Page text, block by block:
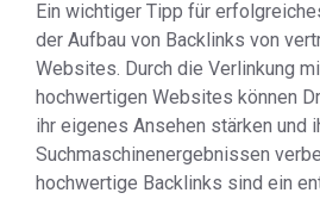
Ein wichtiger Tipp für
der Aufbau von Backlinks von
Websites. Durch die Verlinkung
hochwertigen Websites können
ihr eigenes Ansehen stärken und
Suchmaschinenergebnissen
hochwertige Backlinks sind ein